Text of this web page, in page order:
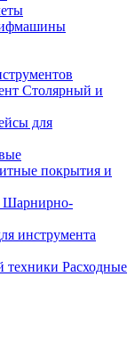
Столярный и
для
покрытия и
Шарнирно-
инструмента
Расходные